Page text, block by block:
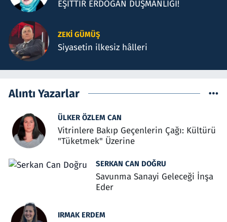
EŞİTTİR ERDOĞAN DÜŞMANLIĞI!
ZEKI GÜMÜŞ
Siyasetin ilkesiz hâlleri
Alıntı Yazarlar
ÜLKER ÖZLEM CAN
Vitrinlere Bakıp Geçenlerin Çağı: Kültürü
"Tüketmek" Üzerine
SERKAN CAN DOĞRU
Savunma Sanayi Geleceği İnşa
Eder
IRMAK ERDEM